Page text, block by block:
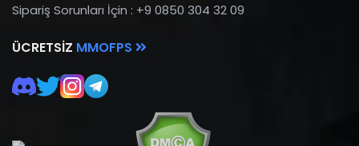
Sipariş Sorunları İçin : +9 0850 304 32 09
ÜCRETSIZ MMOFPS